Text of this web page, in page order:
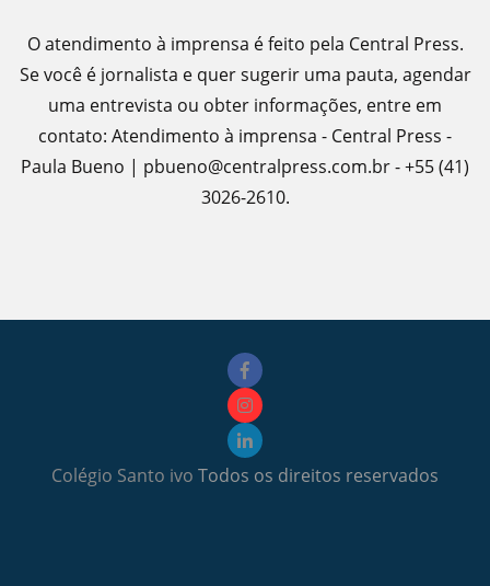
O atendimento à imprensa é feito pela Central Press.
Se você é jornalista e quer sugerir uma pauta, agendar
uma entrevista ou obter informações, entre em
contato: Atendimento à imprensa - Central Press -
Paula Bueno | pbueno@centralpress.com.br - +55 (41)
3026-2610.
Colégio Santo ivo Todos os direitos reservados